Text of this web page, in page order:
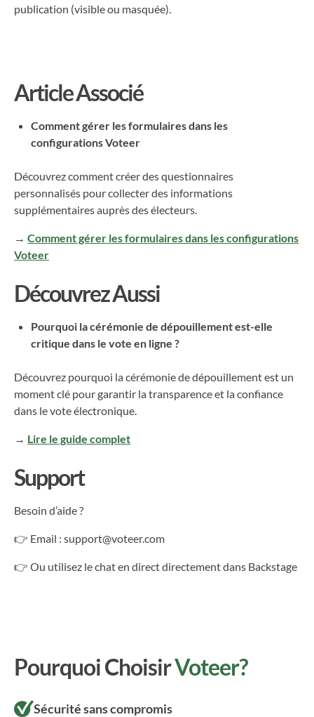
publication (visible ou masquée).
Article Associé
Comment gérer les formulaires dans les
configurations Voteer
Découvrez comment créer des questionnaires
personnalisés pour collecter des informations
supplémentaires auprès des électeurs.
→ Comment gérer les formulaires dans les configurations
Voteer
Découvrez Aussi
Pourquoi la cérémonie de dépouillement est-elle
critique dans le vote en ligne ?
Découvrez pourquoi la cérémonie de dépouillement est un
moment clé pour garantir la transparence et la confiance
dans le vote électronique.
→ Lire le guide complet
Support
Besoin d’aide ?
👉 Email : support@voteer.com
👉 Ou utilisez le chat en direct directement dans Backstage
Pourquoi ChoisirVoteer?
Sécurité sans compromis